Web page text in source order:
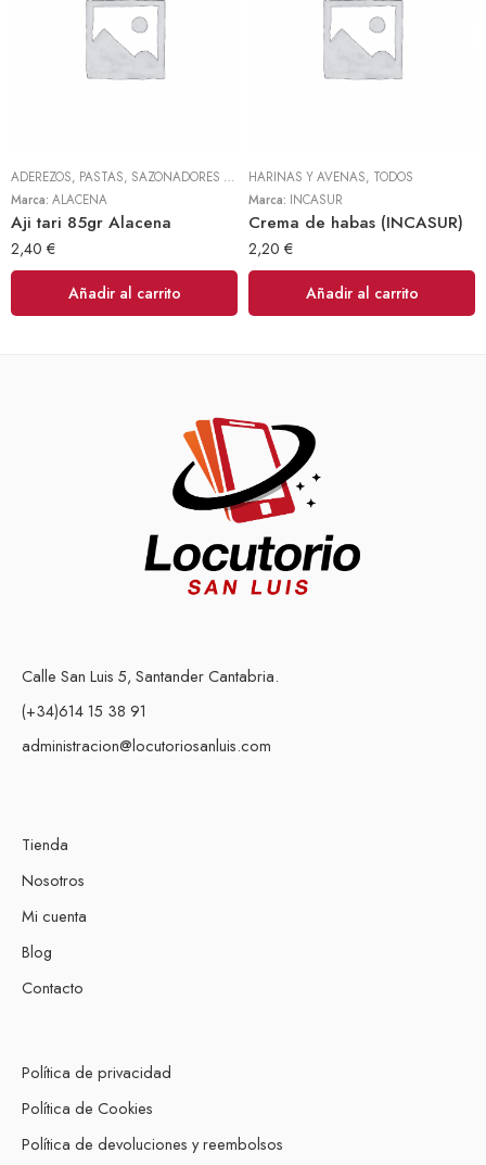
ADEREZOS, PASTAS, SAZONADORES Y CONDIMENTOS ,TODOS
Marca: ALACENA
Aji tari 85gr Alacena
2,40 €
Añadir al carrito
HARINAS Y AVENAS, TODOS
Marca: INCASUR
Crema de habas (INCASUR)
2,20 €
Añadir al carrito
Calle San Luis 5, Santander Cantabria.
(+34)614 15 38 91
administracion@locutoriosanluis.com
Tienda
Nosotros
Mi cuenta
Blog
Contacto
Política de privacidad
Política de Cookies
Política de devoluciones y reembolsos